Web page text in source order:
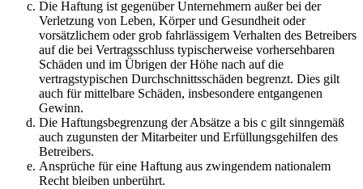
Die Haftung ist gegenüber Unternehmern außer bei der
Verletzung von Leben, Körper und Gesundheit oder
vorsätzlichem oder grob fahrlässigem Verhalten des Betreibers
auf die bei Vertragsschluss typischerweise vorhersehbaren
Schäden und im Übrigen der Höhe nach auf die
vertragstypischen Durchschnittsschäden begrenzt. Dies gilt
auch für mittelbare Schäden, insbesondere entgangenen
Gewinn.
Die Haftungsbegrenzung der Absätze a bis c gilt sinngemäß
auch zugunsten der Mitarbeiter und Erfüllungsgehilfen des
Betreibers.
Ansprüche für eine Haftung aus zwingendem nationalem
Recht bleiben unberührt.